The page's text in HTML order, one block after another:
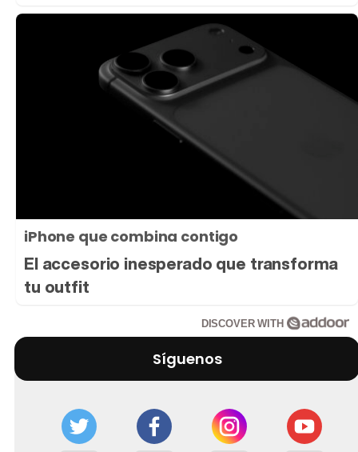
iPhone que combina contigo
El accesorio inesperado que transforma
tu outfit
DISCOVER WITH
Síguenos